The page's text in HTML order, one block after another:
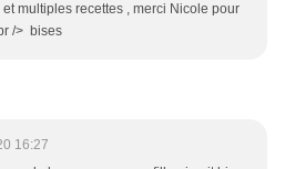
multiples recettes , merci Nicole pour
/> bises
16:27